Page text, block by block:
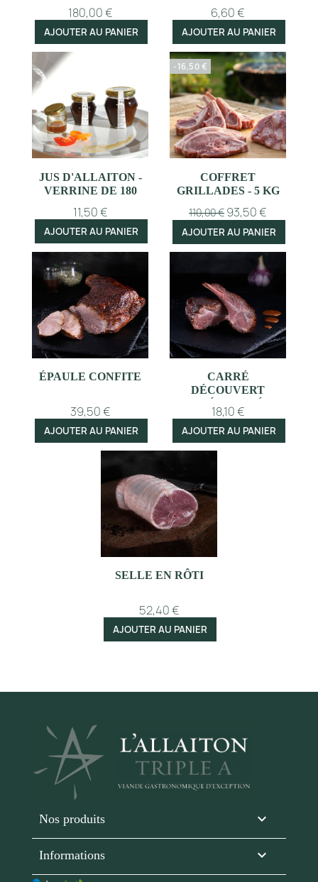
AVEYRON
180,00 €
AJOUTER AU PANIER
6,60 €
AJOUTER AU PANIER
JUS D'ALLAITON -
VERRINE DE 180
11,50 €
AJOUTER AU PANIER
COFFRET
GRILLADES - 5 KG
110,00 € 93,50 €
AJOUTER AU PANIER
-16,50 €
ÉPAULE CONFITE
39,50 €
AJOUTER AU PANIER
CARRÉ
DÉCOUVERT
18,10 €
AJOUTER AU PANIER
SELLE EN RÔTI
52,40 €
AJOUTER AU PANIER
Nos produits 
Informations keyboard_arrow_down